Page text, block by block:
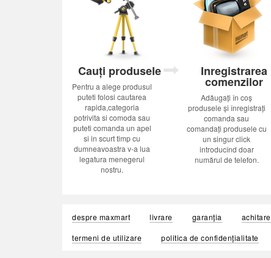
Cauți produsele
Pentru a alege produsul
puteti folosi cautarea
rapida,categoria
potrivita si comoda sau
puteti comanda un apel
si in scurt timp cu
dumneavoastra v-a lua
legatura menegerul
nostru.
Inregistrarea
comenzilor
Adăugați în coș
produsele și înregistrați
comanda sau
comandați produsele cu
un singur click
introducînd doar
numărul de telefon.
despre maxmart livrare garanția achitare
termeni de utilizare
politica de confidențialitate